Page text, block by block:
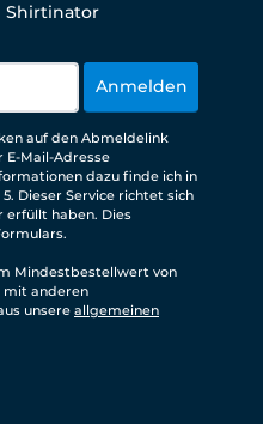
Shirtinator
Anmelden
auf den Abmeldelink
Mail-Adresse
dazu finde ich in
Dieser Service richtet sich
erfüllt haben. Dies
Mindestbestellwert von
mit anderen
unsere allgemeinen